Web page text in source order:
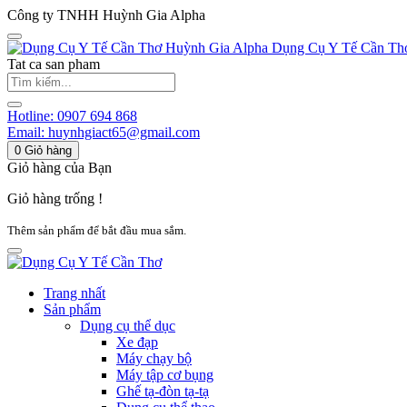
Công ty TNHH Huỳnh Gia Alpha
Huỳnh Gia Alpha Dụng Cụ Y Tế Cần
Tat ca san pham
Hotline: 0907 694 868
Email: huynhgiact65@gmail.com
0 Giỏ hàng
Giỏ hàng của Bạn
Giỏ hàng trống !
Thêm sản phẩm để bắt đầu mua sắm.
Trang nhất
Sản phẩm
Dụng cụ thể dục
Xe đạp
Máy chạy bộ
Máy tập cơ bụng
Ghế tạ-đòn tạ-tạ